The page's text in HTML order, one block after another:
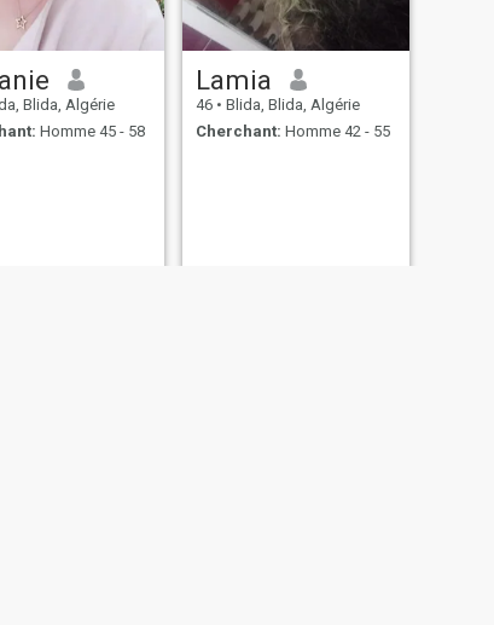
Blida, Algérie
Homme 45 - 58
Lamia
46 • Blida, Blida, Algérie
Cherchant: Homme 42 - 55